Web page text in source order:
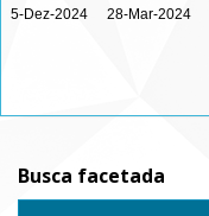
5-Dez-2024 28-Mar-2024
Busca facetada